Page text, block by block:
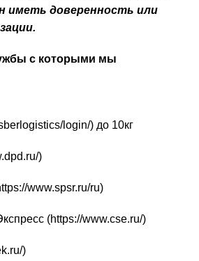
иметь доверенность или
с которыми мы
login/) до 10кг
)
www.spsr.ru/ru)
(https://www.cse.ru/)
)